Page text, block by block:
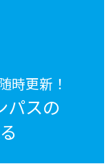
時更新！
パスの